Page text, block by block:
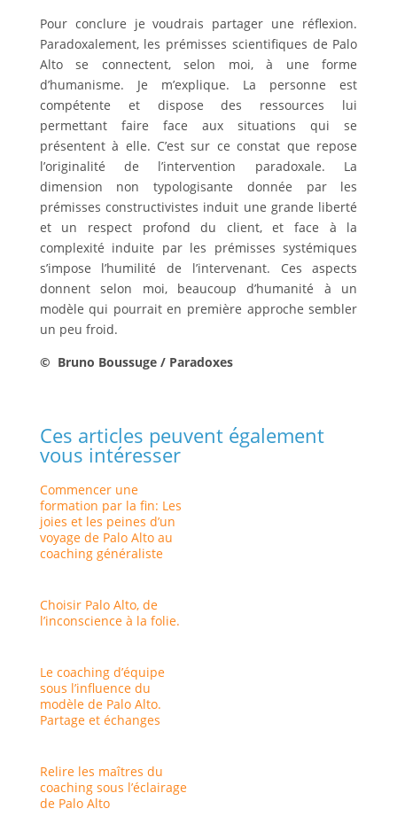
Pour conclure je voudrais partager une réflexion.
Paradoxalement, les prémisses scientifiques de Palo
Alto se connectent, selon moi, à une forme
d’humanisme. Je m’explique. La personne est
compétente et dispose des ressources lui
permettant faire face aux situations qui se
présentent à elle. C’est sur ce constat que repose
l’originalité de l’intervention paradoxale. La
dimension non typologisante donnée par les
prémisses constructivistes induit une grande liberté
et un respect profond du client, et face à la
complexité induite par les prémisses systémiques
s’impose l’humilité de l’intervenant. Ces aspects
donnent selon moi, beaucoup d’humanité à un
modèle qui pourrait en première approche sembler
un peu froid.
© Bruno Boussuge / Paradoxes
Ces articles peuvent également
vous intéresser
Commencer une
formation par la fin: Les
joies et les peines d’un
voyage de Palo Alto au
coaching généraliste
Choisir Palo Alto, de
l’inconscience à la folie.
Le coaching d’équipe
sous l’influence du
modèle de Palo Alto.
Partage et échanges
Relire les maîtres du
coaching sous l’éclairage
de Palo Alto